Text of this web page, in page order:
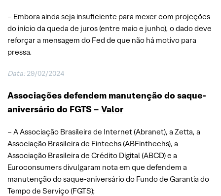
– Embora ainda seja insuficiente para mexer com projeções
do início da queda de juros (entre maio e junho), o dado deve
reforçar a mensagem do Fed de que não há motivo para
pressa.
Data: 29/02/2024
Associações defendem manutenção do saque-
aniversário do FGTS – Valor
– A Associação Brasileira de Internet (Abranet), a Zetta, a
Associação Brasileira de Fintechs (ABFinthechs), a
Associação Brasileira de Crédito Digital (ABCD) e a
Euroconsumers divulgaram nota em que defendem a
manutenção do saque-aniversário do Fundo de Garantia do
Tempo de Serviço (FGTS);